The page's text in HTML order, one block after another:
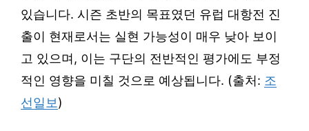
있습니다. 시즌 초반의 목표였던 유럽 대항전 진
출이 현재로서는 실현 가능성이 매우 낮아 보이
고 있으며, 이는 구단의 전반적인 평가에도 부정
적인 영향을 미칠 것으로 예상됩니다. (출처: 조
선일보)